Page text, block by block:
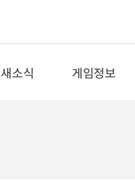
새소식 게임정보